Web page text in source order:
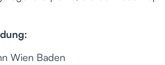
Wien Baden